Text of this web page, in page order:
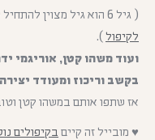
( גיל 6 הוא גיל מצוין להתחיל לקפל –
לקיפול ).
ועוד משהו קטן, אוריגמי
בקשב וריכוז ומעודד
אז שתפו אותם במשהו קטן
♥ מובייל זה קיים בקיפולים